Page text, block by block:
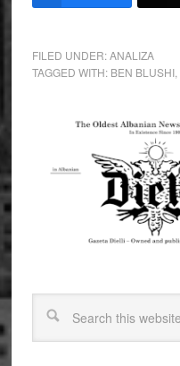
FILED UNDER:ANALIZA
TAGGED WITH: BEN BLUSHI,